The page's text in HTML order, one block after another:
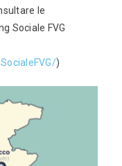
le
Sociale FVG
)